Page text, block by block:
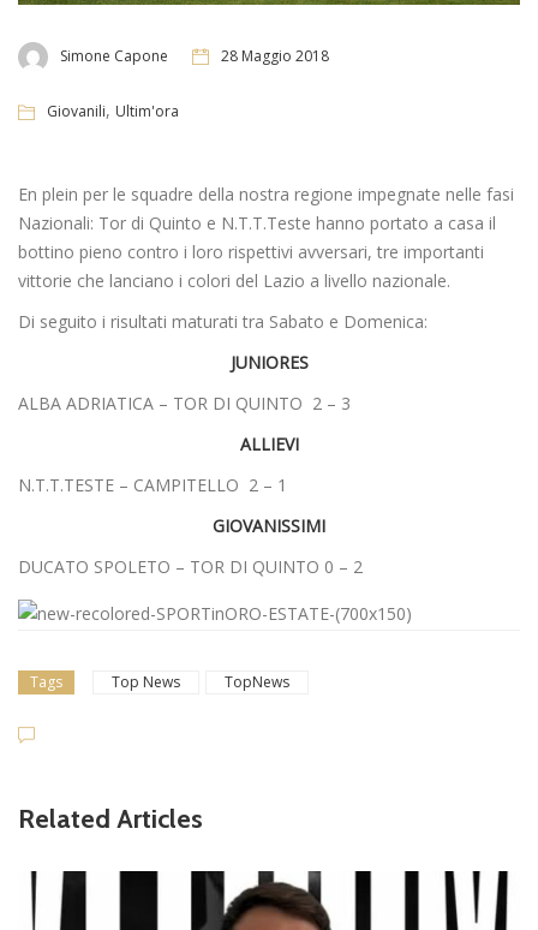
Simone Capone 28 Maggio 2018
Giovanili, Ultim'ora
En plein per le squadre della nostra regione impegnate nelle fasi
Nazionali: Tor di Quinto e N.T.T.Teste hanno portato a casa il
bottino pieno contro i loro rispettivi avversari, tre importanti
vittorie che lanciano i colori del Lazio a livello nazionale.
Di seguito i risultati maturati tra Sabato e Domenica:
JUNIORES
ALBA ADRIATICA – TOR DI QUINTO 2 – 3
ALLIEVI
N.T.T.TESTE – CAMPITELLO 2 – 1
GIOVANISSIMI
DUCATO SPOLETO – TOR DI QUINTO 0 – 2
Tags Top News TopNews
Related Articles